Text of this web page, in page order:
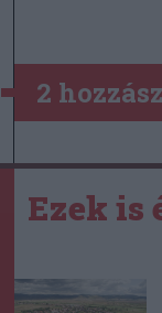
2
Ezek is